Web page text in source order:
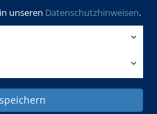
unseren Datenschutzhinweisen.
Digitales